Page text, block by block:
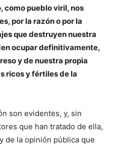
como pueblo viril, nos
por la razón o por la
que destruyen nuestra
ocupar definitivamente,
y de nuestra propia
ricos y fértiles de la
son evidentes, y, sin
que han tratado de ella,
de la opinión pública que